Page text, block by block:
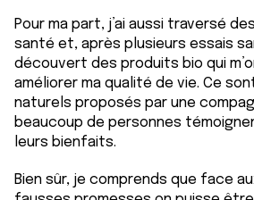
Pour ma part, j’ai aussi traversé
santé et, après plusieurs essais
découvert des produits bio qui
améliorer ma qualité de vie. Ce
naturels proposés par une
beaucoup de personnes
leurs bienfaits.
Bien sûr, je comprends que face